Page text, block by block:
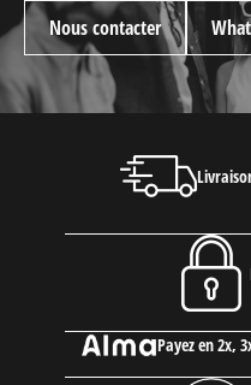
Nous contacter
Payez en 2x,